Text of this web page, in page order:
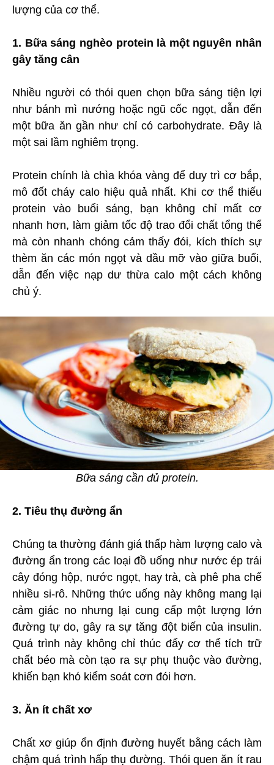
lượng của cơ thể.
1. Bữa sáng nghèo protein là một nguyên nhân
gây tăng cân
Nhiều người có thói quen chọn bữa sáng tiện lợi
như bánh mì nướng hoặc ngũ cốc ngọt, dẫn đến
một bữa ăn gần như chỉ có carbohydrate. Đây là
một sai lầm nghiêm trọng.
Protein chính là chìa khóa vàng để duy trì cơ bắp,
mô đốt cháy calo hiệu quả nhất. Khi cơ thể thiếu
protein vào buổi sáng, bạn không chỉ mất cơ
nhanh hơn, làm giảm tốc độ trao đổi chất tổng thể
mà còn nhanh chóng cảm thấy đói, kích thích sự
thèm ăn các món ngọt và dầu mỡ vào giữa buổi,
dẫn đến việc nạp dư thừa calo một cách không
chủ ý.
Bữa sáng cần đủ protein.
2. Tiêu thụ đường ẩn
Chúng ta thường đánh giá thấp hàm lượng calo và
đường ẩn trong các loại đồ uống như nước ép trái
cây đóng hộp, nước ngọt, hay trà, cà phê pha chế
nhiều si-rô. Những thức uống này không mang lại
cảm giác no nhưng lại cung cấp một lượng lớn
đường tự do, gây ra sự tăng đột biến của insulin.
Quá trình này không chỉ thúc đẩy cơ thể tích trữ
chất béo mà còn tạo ra sự phụ thuộc vào đường,
khiến bạn khó kiểm soát cơn đói hơn.
3. Ăn ít chất xơ
Chất xơ giúp ổn định đường huyết bằng cách làm
chậm quá trình hấp thụ đường. Thói quen ăn ít rau